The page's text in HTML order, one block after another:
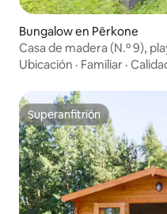
Bungalow en Pērkone
Casa de madera (N.º 9),
Ubicación · Familiar ·
Superanfitrión
Superanfitrión